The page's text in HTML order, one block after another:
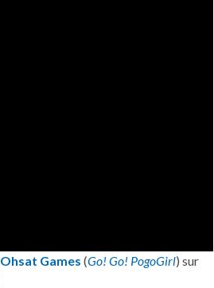
Ohsat Games (Go! Go! PogoGirl) sur